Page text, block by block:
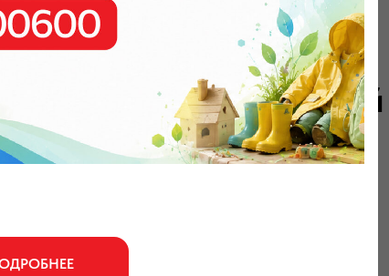
М.А.Токмяниной
поведения
от А до Я